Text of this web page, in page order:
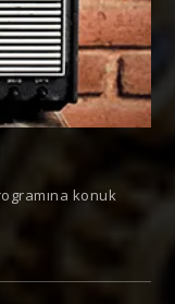
konuk